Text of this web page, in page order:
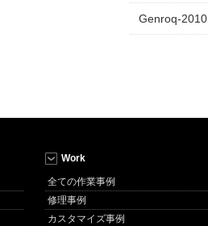
Genroq-2010
Work
全ての作業事例
修理事例
カスタマイズ事例